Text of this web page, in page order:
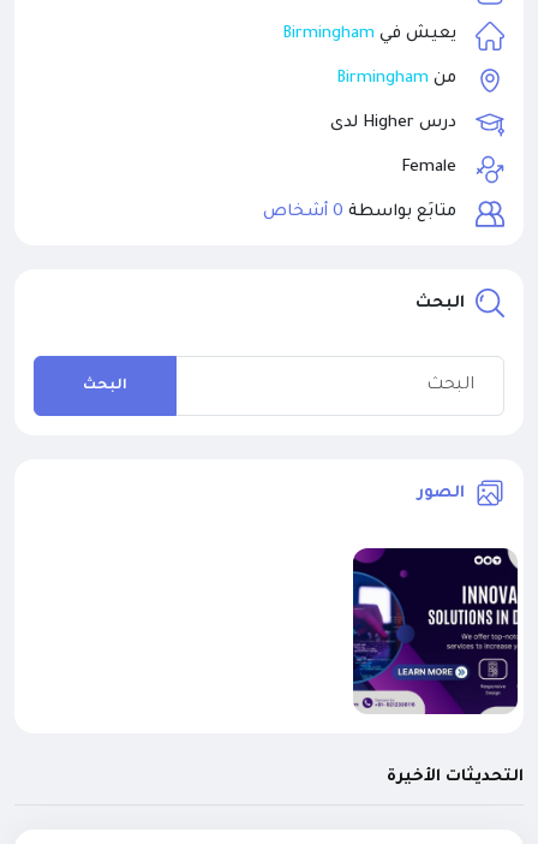
يعيش في Birmingham
من Birmingham
درس Higher لدى
Female
متابَع بواسطة 0 أشخاص
البحث
البحث
الصور
التحديثات الأخيرة